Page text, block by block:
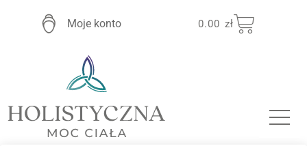
Moje konto 0.00zł